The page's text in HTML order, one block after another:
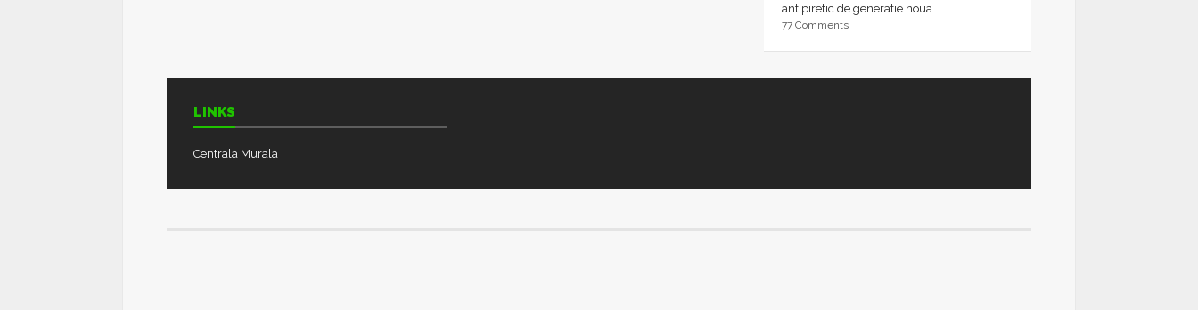
antipiretic de generatie noua
77 Comments
LINKS
Centrala Murala